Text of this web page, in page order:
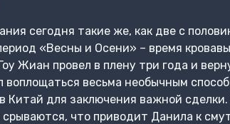
сегодня такие же, как две с
«Весны и Осени» – время
Жиан провел в плену три года и
весьма необычным
Китай для заключения важной
срываются, что приводит Данила к